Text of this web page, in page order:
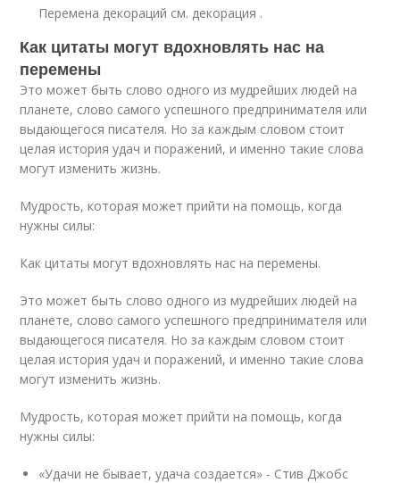
Перемена декораций см. декорация .
Как цитаты могут вдохновлять нас на
перемены
Это может быть слово одного из мудрейших людей на
планете, слово самого успешного предпринимателя или
выдающегося писателя. Но за каждым словом стоит
целая история удач и поражений, и именно такие слова
могут изменить жизнь.
Мудрость, которая может прийти на помощь, когда
нужны силы:
Как цитаты могут вдохновлять нас на перемены.
Это может быть слово одного из мудрейших людей на
планете, слово самого успешного предпринимателя или
выдающегося писателя. Но за каждым словом стоит
целая история удач и поражений, и именно такие слова
могут изменить жизнь.
Мудрость, которая может прийти на помощь, когда
нужны силы:
«Удачи не бывает, удача создается» - Стив Джобс